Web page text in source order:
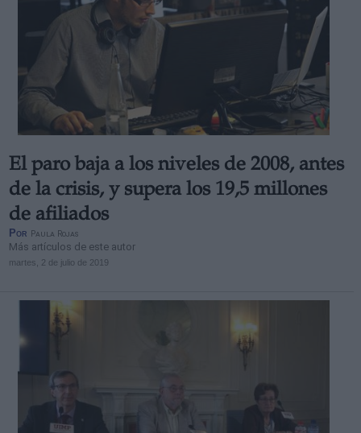
El paro baja a los niveles de 2008, antes
de la crisis, y supera los 19,5 millones
de afiliados
Por Paula Rojas
Más artículos de este autor
martes, 2 de julio de 2019